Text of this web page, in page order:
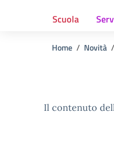
Scuola
Home Novità
Il contenuto